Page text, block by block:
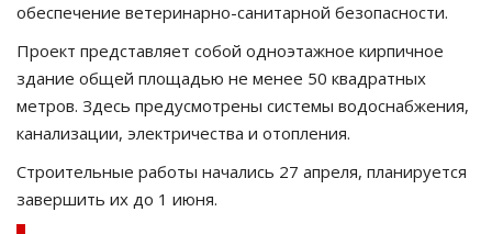
обеспечение ветеринарно-санитарной безопасности.
Проект представляет собой одноэтажное кирпичное
здание общей площадью не менее 50 квадратных
метров. Здесь предусмотрены системы водоснабжения,
канализации, электричества и отопления.
Строительные работы начались 27 апреля, планируется
завершить их до 1 июня.